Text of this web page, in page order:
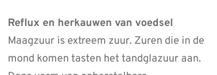
Reflux en herkauwen van voedsel
Maagzuur is extreem zuur. Zuren die in de
mond komen tasten het tandglazuur aan.